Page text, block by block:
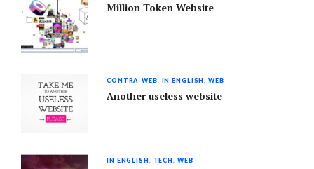
Million Token Website
CONTRA-WEB IN ENGLISH WEB
Another useless website
IN ENGLISH, TECH, WEB